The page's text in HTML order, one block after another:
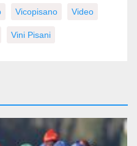
Vicopisano Video
Vini Pisani